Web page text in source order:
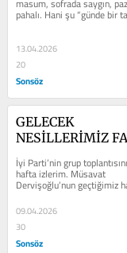
masum, sofrada saygın,
pahalı. Hani şu “günde bir
doktora gerek kalmaz” denilen
13.04.2026
20
Sonsöz
GELECEK
NESİLLERİMİZ
BÜYÜYECEK
İyi Parti’nin grup
hafta izlerim. Müsavat
Dervişoğlu’nun geçtiğimiz
yaptığı konuşma, günlük
09.04.2026
30
Sonsöz